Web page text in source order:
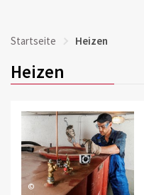
Startseite Heizen
Heizen
©